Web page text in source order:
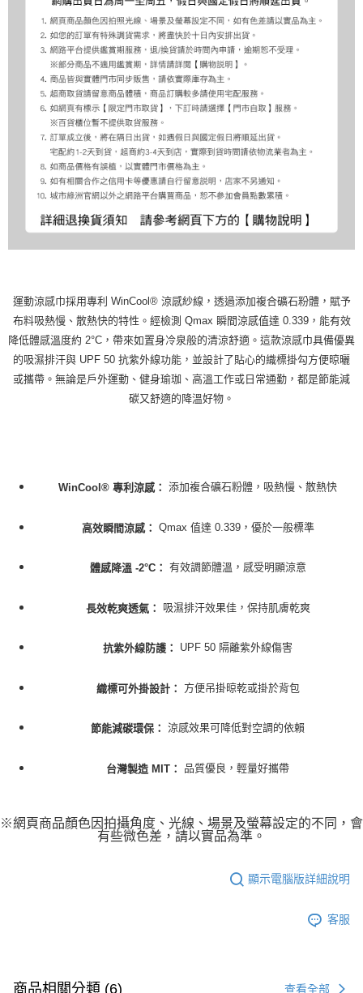
運動涼感巾採用專利 WinCool® 涼感紗線，透過添加複合礦石粉體，賦予
布料吸熱慢、散熱快的特性。經檢測 Qmax 瞬間涼感值達 0.339，能有效
降低體感溫度約 2°C，帶來如置身冷泉般的清涼舒適。這款涼感巾具備優異
的吸濕排汗與 UPF 50 抗紫外線功能，並設計了貼心的織標掛勾方便晾曬
或攜帶。無論是戶外運動、健身瑜珈、高溫工作或日常通勤，都是節能減
碳又舒適的降溫好物。
WinCool® 專利涼感： 添加複合礦石粉體，吸熱慢、散熱快
高效瞬間涼感： Qmax 值達 0.339，優於一般標準
體感降溫 -2°C： 有效調節體溫，感受明顯涼意
長效乾爽透氣： 吸濕排汗效果佳，保持肌膚乾爽
抗紫外線防護： UPF 50 隔離紫外線傷害
織標可外掛設計： 方便吊掛晾乾或掛於背包
節能減碳環保： 涼感效果可降低對空調的依賴
台灣製造 MIT： 品質優良，輕量好攜帶
※網頁商品顏色因拍攝角度、光線、場景及螢幕設定的不同，會
有些微色差，請以實品為準。
顯示電腦版詳細說明
客服
商品相關分類 (6) 查看全部